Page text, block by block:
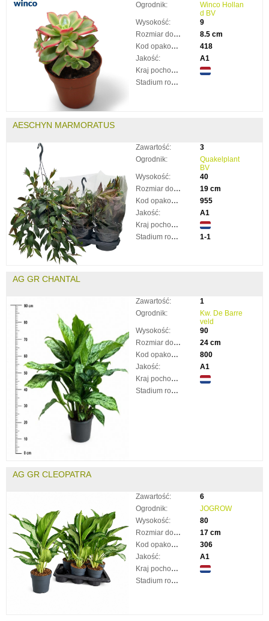
Ogrodnik:
Winco Hollan
d BV
Wysokość:
9
Rozmiar doniczki:
8.5 cm
Kod opakowania:
418
Jakość:
A1
Kraj pochodzenia:
Stadium rozkwitnięcia:
AESCHYN MARMORATUS
Zawartość:
3
Ogrodnik:
Quakelplant
BV
Wysokość:
40
Rozmiar doniczki:
19 cm
Kod opakowania:
955
Jakość:
A1
Kraj pochodzenia:
Stadium rozkwitnięcia:
1-1
AG GR CHANTAL
Zawartość:
1
Ogrodnik:
Kw. De Barre
veld
Wysokość:
90
Rozmiar doniczki:
24 cm
Kod opakowania:
800
Jakość:
A1
Kraj pochodzenia:
Stadium rozkwitnięcia:
AG GR CLEOPATRA
Zawartość:
6
Ogrodnik:
JOGROW
Wysokość:
80
Rozmiar doniczki:
17 cm
Kod opakowania:
306
Jakość:
A1
Kraj pochodzenia:
Stadium rozkwitnięcia: